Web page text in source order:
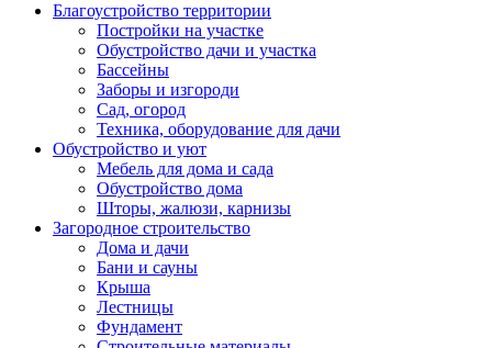
Благоустройство территории
Постройки на участке
Обустройство дачи и участка
Бассейны
Заборы и изгороди
Сад, огород
Техника, оборудование для дачи
Обустройство и уют
Мебель для дома и сада
Обустройство дома
Шторы, жалюзи, карнизы
Загородное строительство
Дома и дачи
Бани и сауны
Крыша
Лестницы
Фундамент